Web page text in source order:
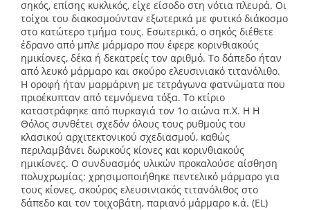
σηκός, επίσης κυκλικός, είχε είσοδο στη νότια πλευρά. Οι
τοίχοι του διακοσμούνταν εξωτερικά με φυτικό διάκοσμο
στο κατώτερο τμήμα τους. Εσωτερικά, ο σηκός διέθετε
έδρανο από μπλε μάρμαρο που έφερε κορινθιακούς
ημικίονες, δέκα ή δεκατρείς τον αριθμό. Το δάπεδο ήταν
από λευκό μάρμαρο και σκούρο ελευσινιακό τιτανόλιθο.
Η οροφή ήταν μαρμάρινη με τετράγωνα φατνώματα που
πριοέκυπταν από τεμνόμενα τόξα. Το κτίριο
καταστράφηκε από πυρκαγιά τον 1ο αιώνα π.Χ. Η Η
Θόλος συνθέτει σχεδόν όλους τους ρυθμούς του
κλασικού αρχιτεκτονικού σχεδιασμού, καθώς
περιλαμβάνει δωρικούς κίονες και κορινθιακούς
ημικίονες. Ο συνδυασμός υλικών προκαλούσε αίσθηση
πολυχρωμίας: χρησιμοποιήθηκε πεντελικό μάρμαρο για
τους κίονες, σκούρος ελευσινιακός τιτανόλιθος στο
δάπεδο και τον τοιχοβάτη, παριανό μάρμαρο κ.ά. (EL)